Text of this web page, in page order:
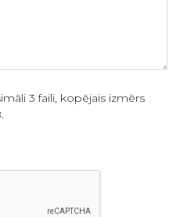
3 faili, kopējais izmērs